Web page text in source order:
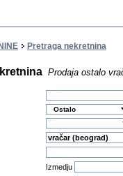
Pretraga nekretnina
Prodaja ostalo
Izmedju